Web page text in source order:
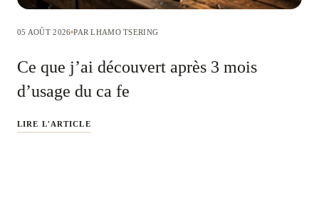
05 AOÛT 2026 PAR LHAMO TSERING
Ce que j’ai découvert après 3 mois
d’usage du ca fe
LIRE L'ARTICLE